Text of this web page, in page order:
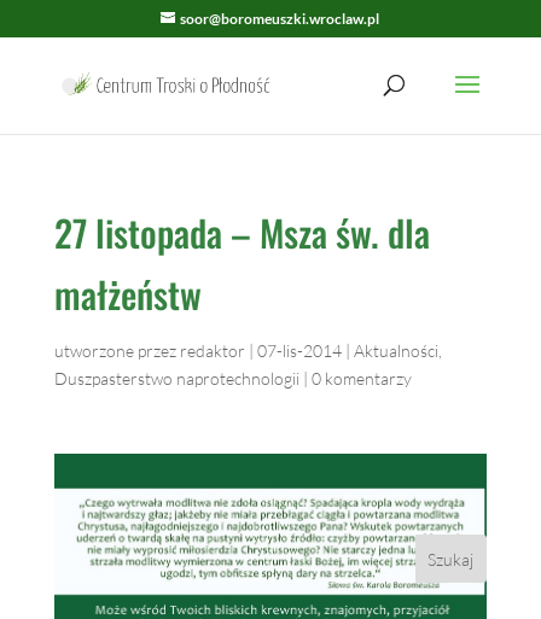
soor@boromeuszki.wroclaw.pl
27 listopada – Msza św. dla
małżeństw
utworzone przez redaktor | 07-lis-2014| Aktualności
Duszpasterstwo naprotechnologii | 0 komentarzy